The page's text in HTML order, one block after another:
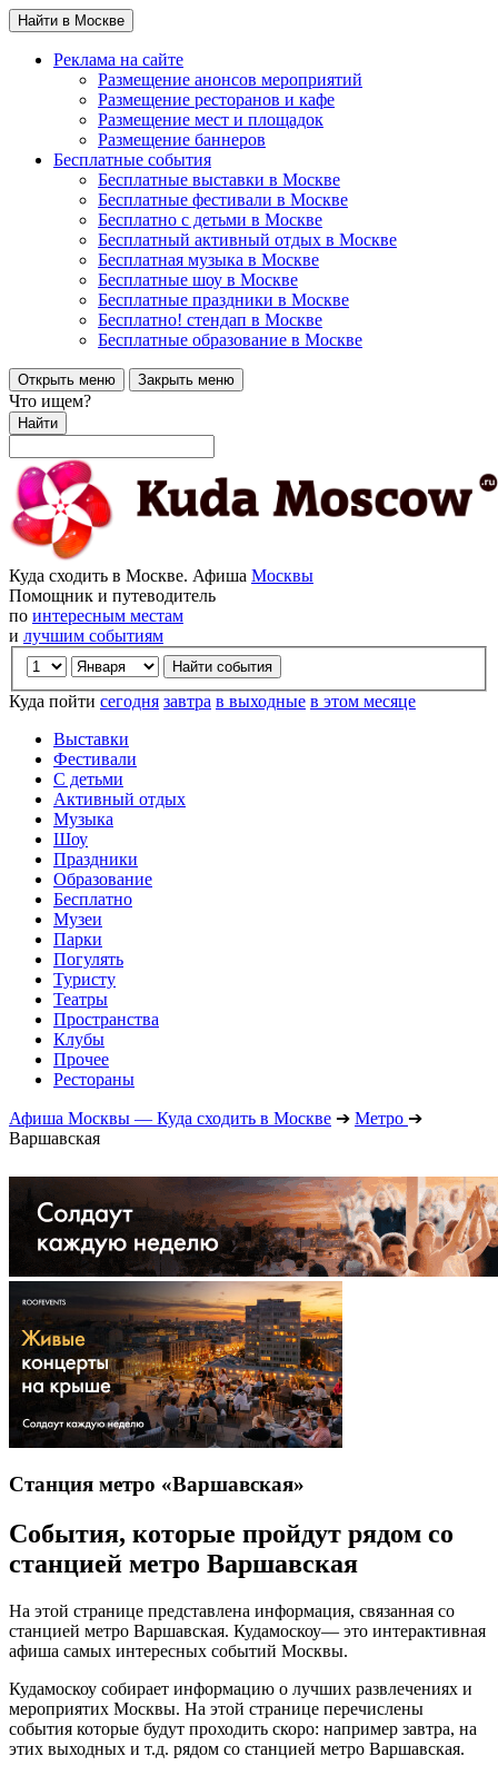
Найти в Москве
Реклама на сайте
Размещение анонсов мероприятий
Размещение ресторанов и кафе
Размещение мест и площадок
Размещение баннеров
Бесплатные события
Бесплатные выставки в Москве
Бесплатные фестивали в Москве
Бесплатно с детьми в Москве
Бесплатный активный отдых в Москве
Бесплатная музыка в Москве
Бесплатные шоу в Москве
Бесплатные праздники в Москве
Бесплатно! стендап в Москве
Бесплатные образование в Москве
Открыть меню Закрыть меню
Что ищем?
Найти
Куда сходить в Москве. Афиша Москвы
Помощник и путеводитель
по интересным местам
и лучшим событиям
Куда пойти сегодня завтра в выходные в этом месяце
Выставки
Фестивали
С детьми
Активный отдых
Музыка
Шоу
Праздники
Образование
Бесплатно
Музеи
Парки
Погулять
Туристу
Театры
Пространства
Клубы
Прочее
Рестораны
Афиша Москвы — Куда сходить в Москве ➔ Метро ➔
Варшавская
Станция метро «Варшавская»
События, которые пройдут рядом со
станцией метро Варшавская
На этой странице представлена информация, связанная со
станцией метро Варшавская. Кудамоскоу— это интерактивная
афиша самых интересных событий Москвы.
Кудамоскоу собирает информацию о лучших развлечениях и
мероприятих Москвы. На этой странице перечислены
события которые будут проходить скоро: например завтра, на
этих выходных и т.д. рядом со станцией метро Варшавская.